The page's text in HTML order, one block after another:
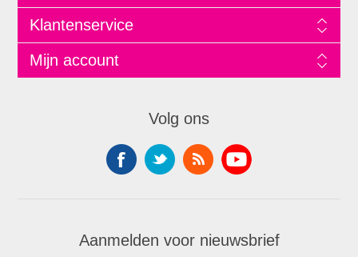
Klantenservice
Mijn account
Volg ons
Aanmelden voor nieuwsbrief